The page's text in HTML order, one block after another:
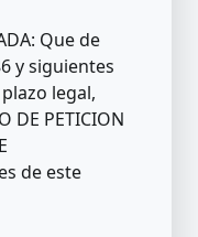
Que de
y siguientes
legal,
DE PETICION
de este